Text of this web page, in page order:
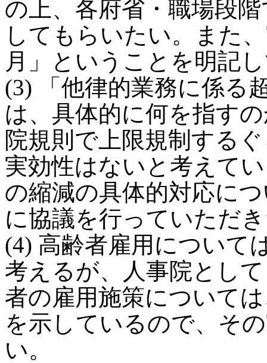
の上、各府省・職場段
してもらいたい。また
月」ということを明記
(3) 「他律的業務に係る
は、具体的に何を指す
院規則で上限規制する
実効性はないと考えて
の縮減の具体的対応に
に協議を行っていただ
(4) 高齢者雇用について
考えるが、人事院とし
者の雇用施策について
を示しているので、そ
い。